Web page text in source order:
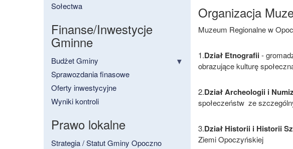
Sołectwa
Finanse/Inwestycje
Gminne
Budżet Gminy
Sprawozdania finasowe
Oferty inwestycyjne
Wyniki kontroli
Prawo lokalne
Strategia / Statut Gminy Opoczno
Organizacja
Muzeum Regionalne w
1.Dział Etnografii-
obrazujące kulturę
2.Dział Archeologii i
społeczeństw ze
3.Dział Historii i Historii
Ziemi Opoczyńskiej